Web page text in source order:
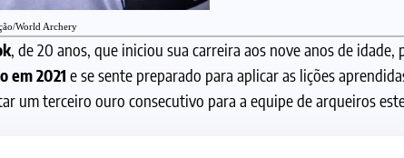
World Archery
, de 20 anos, que iniciou sua carreira aos nove anos de idade,
em 2021 e se sente preparado para aplicar as lições
um terceiro ouro consecutivo para a equipe de arqueiros